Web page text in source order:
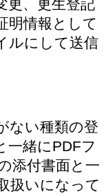
更、更生登記
明情報として
ルにして送信
ない種類の登
一緒にPDFフ
添付書面と一
扱いになって